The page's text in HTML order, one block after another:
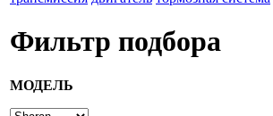
Фильтр подбора
МОДЕЛЬ